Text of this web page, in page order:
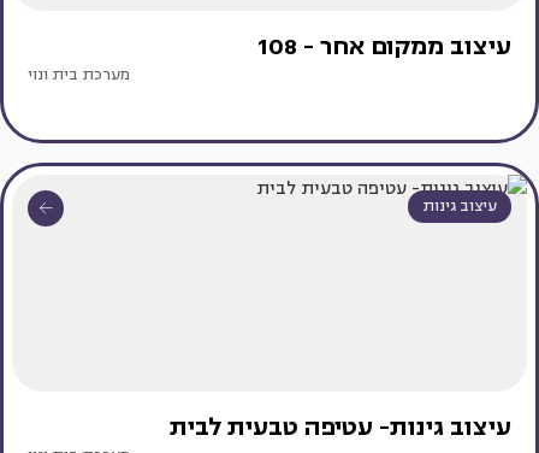
עיצוב ממקום אחר - 108
מערכת בית ונוי
עיצוב גינות
עיצוב גינות- עטיפה טבעית לבית